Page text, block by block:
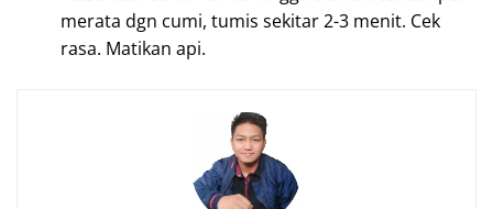
merata dgn cumi, tumis sekitar 2-3 menit. Cek
rasa. Matikan api.